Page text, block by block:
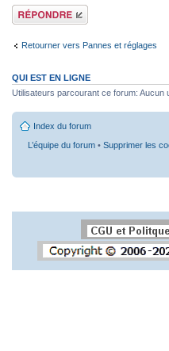
Répondre
Retourner vers Pannes et réglages
QUI EST EN LIGNE
Utilisateurs parcourant ce forum: Aucun
Index du forum
L’équipe du forum • Supprimer les